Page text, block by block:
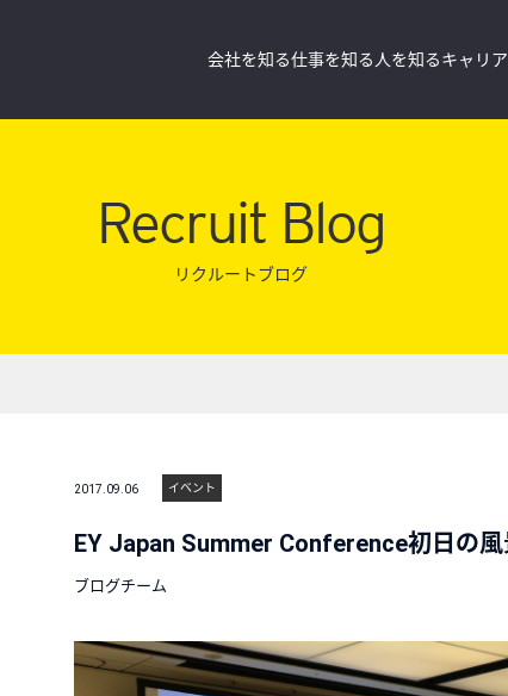
会社を知る仕事を知る 人を知るキャリ
Recruit Blog
リクルートブログ
2017.09.06 イベント
EY Japan Summer Conference初日の
ブログチーム